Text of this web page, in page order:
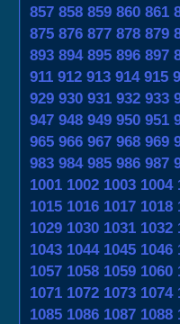
857 858 859 860 861
875 876 877 878 879
893 894 895 896 897
911 912 913 914 915
929 930 931 932 933
947 948 949 950 951
965 966 967 968 969
983 984 985 986 987
1001 1002 1003 1004
1015 1016 1017 1018
1029 1030 1031 1032
1043 1044 1045 1046
1057 1058 1059 1060
1071 1072 1073 1074
1085 1086 1087 1088